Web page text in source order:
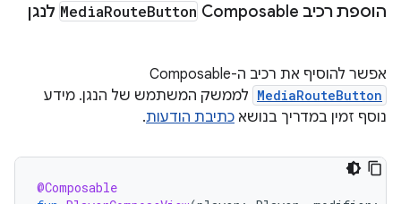
הוספת רכיב Composable‏ MediaRouteButton לנגן
אפשר להוסיף את רכיב ה-Composable‏
MediaRouteButton לממשק המשתמש של הנגן. מידע
נוסף זמין במדריך בנושא כתיבת הודעות.
@Composable